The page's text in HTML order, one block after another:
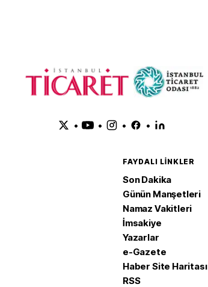
• • • •
FAYDALI LINKLER
Son Dakika
Günün Manşetleri
Namaz Vakitleri
İmsakiye
Yazarlar
e-Gazete
Haber Site Haritası
RSS